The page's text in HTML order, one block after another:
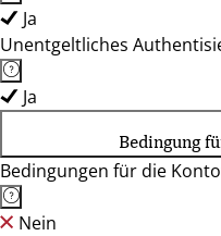
Ja
Unentgeltliches
Ja
Bedingung
Bedingungen für die
Nein